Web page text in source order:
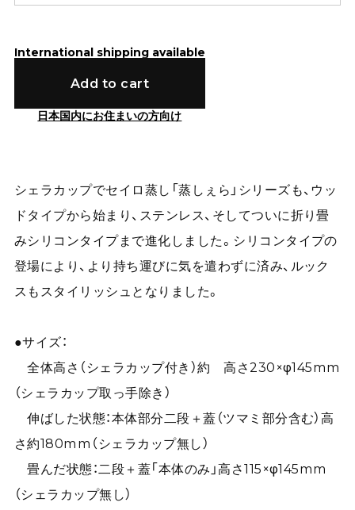
International shipping available
Add to cart
日本国内にお住まいの方向け
シェラカップでセイロ蒸し「蒸しぇら」シリーズも、ウッ
ドタイプから始まり、ステンレス、そしてついに折り畳
みシリコンタイプまで進化しました。シリコンタイプの
登場により、より持ち運びに気を遣わずに済み、ルック
スもスタイリッシュとなりました。
●サイズ：
全体高さ（シェラカップ付き）約 高さ230×φ145mm
（シェラカップ取っ手除き）
伸ばした状態：本体部分二段＋蓋（ツマミ部分含む）高
さ約180mm（シェラカップ無し）
畳んだ状態：二段＋蓋「本体のみ」高さ115×φ145mm
（シェラカップ無し）